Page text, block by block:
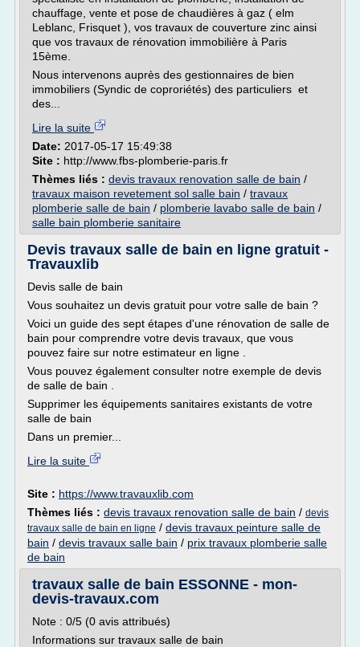
chauffage, vente et pose de chaudières à gaz ( elm
Leblanc, Frisquet ), vos travaux de couverture zinc ainsi
que vos travaux de rénovation immobilière à Paris
15ème.
Nous intervenons auprès des gestionnaires de bien
immobiliers (Syndic de coproriétés) des particuliers et
des...
Lire la suite
Date: 2017-05-17 15:49:38
Site : http://www.fbs-plomberie-paris.fr
Thèmes liés : devis travaux renovation salle de bain /
travaux maison revetement sol salle bain / travaux
plomberie salle de bain / plomberie lavabo salle de bain /
salle bain plomberie sanitaire
Devis travaux salle de bain en ligne gratuit -
Travauxlib
Devis salle de bain
Vous souhaitez un devis gratuit pour votre salle de bain ?
Voici un guide des sept étapes d'une rénovation de salle de
bain pour comprendre votre devis travaux, que vous
pouvez faire sur notre estimateur en ligne .
Vous pouvez également consulter notre exemple de devis
de salle de bain .
Supprimer les équipements sanitaires existants de votre
salle de bain
Dans un premier...
Lire la suite
Site : https://www.travauxlib.com
Thèmes liés : devis travaux renovation salle de bain / devis
travaux salle de bain en ligne / devis travaux peinture salle de
bain / devis travaux salle bain / prix travaux plomberie salle
de bain
travaux salle de bain ESSONNE - mon-
devis-travaux.com
Note : 0/5 (0 avis attribués)
Informations sur travaux salle de bain